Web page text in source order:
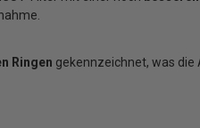
Ringen gekennzeichnet, was die